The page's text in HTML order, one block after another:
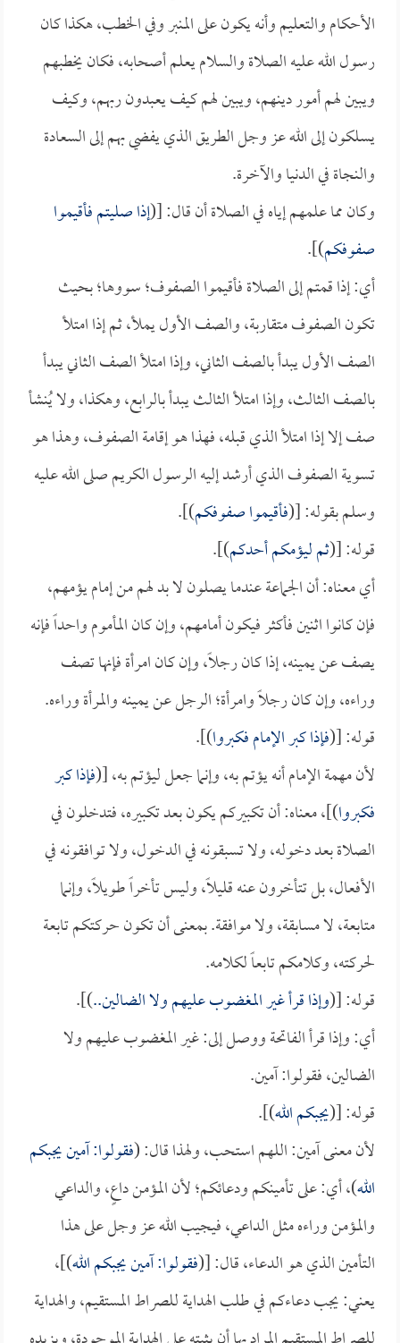
الأحكام والتعليم وأنه يكون على المنبر وفي الخطب، هكذا كان
رسول الله عليه الصلاة والسلام يعلم أصحابه، فكان يخطبهم
ويبين لهم أمور دينهم، ويبين لهم كيف يعبدون ربهم، وكيف
يسلكون إلى الله عز وجل الطريق الذي يفضي بهم إلى السعادة
والنجاة في الدنيا والآخرة.
وكان مما علمهم إياه في الصلاة أن قال: [(إذا صليتم فأقيموا
صفوفكم)].
أي: إذا قمتم إلى الصلاة فأقيموا الصفوف؛ سووها؛ بحيث
تكون الصفوف متقاربة، والصف الأول يملأ، ثم إذا امتلأ
الصف الأول يبدأ بالصف الثاني، وإذا امتلأ الصف الثاني يبدأ
بالصف الثالث، وإذا امتلأ الثالث يبدأ بالرابع، وهكذا، ولا يُنشأ
صف إلا إذا امتلأ الذي قبله، فهذا هو إقامة الصفوف، وهذا هو
تسوية الصفوف الذي أرشد إليه الرسول الكريم صلى الله عليه
وسلم بقوله: [(فأقيموا صفوفكم)].
قوله: [(ثم ليؤمكم أحدكم)].
أي معناه: أن الجماعة عندما يصلون لا بد لهم من إمام يؤمهم،
فإن كانوا اثنين فأكثر فيكون أمامهم، وإن كان المأموم واحداً فإنه
يصف عن يمينه، إذا كان رجلاً، وإن كان امرأة فإنها تصف
وراءه، وإن كان رجلاً وامرأة؛ الرجل عن يمينه والمرأة وراءه.
قوله: [(فإذا كبر الإمام فكبروا)].
لأن مهمة الإمام أنه يؤتم به، وإنما جعل ليؤتم به، [(فإذا كبر
فكبروا)]، معناه: أن تكبيركم يكون بعد تكبيره، فتدخلون في
الصلاة بعد دخوله، ولا تسبقونه في الدخول، ولا توافقونه في
الأفعال، بل تتأخرون عنه قليلاً، وليس تأخراً طويلاً، وإنما
متابعة، لا مسابقة، ولا موافقة. بمعنى أن تكون حركتكم تابعة
لحركته، وكلامكم تابعاً لكلامه.
قوله: [(وإذا قرأ غير المغضوب عليهم ولا الضالين..)].
أي: وإذا قرأ الفاتحة ووصل إلى: غير المغضوب عليهم ولا
الضالين، فقولوا: آمين.
قوله: [(يجبكم الله)].
لأن معنى آمين: اللهم استحب، ولهذا قال: (فقولوا: آمين يجبكم
الله)، أي: على تأمينكم ودعائكم؛ لأن المؤمن داعٍ، والداعي
والمؤمن وراءه مثل الداعي، فيجيب الله عز وجل على هذا
التأمين الذي هو الدعاء، قال: [(فقولوا: آمين يجبكم الله)]،
يعني: يجب دعاءكم في طلب الهداية للصراط المستقيم، والهداية